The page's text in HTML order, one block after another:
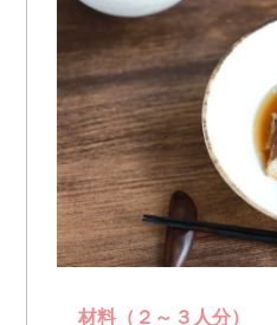
材料（２～３人分）